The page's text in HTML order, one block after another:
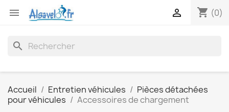
 shopping_cart (0)

search
Accueil Entretien véhicules
Pièces détachées
pour véhicules
Accessoires de chargement